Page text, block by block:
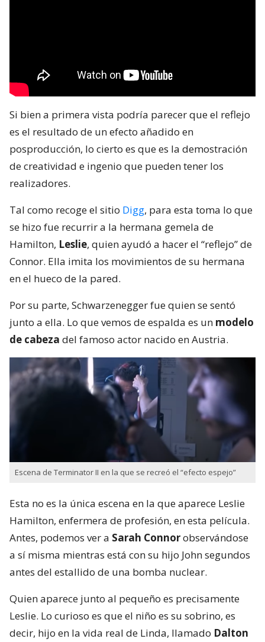
Si bien a primera vista podría parecer que el reflejo
es el resultado de un efecto añadido en
posproducción, lo cierto es que es la demostración
de creatividad e ingenio que pueden tener los
realizadores.
Tal como recoge el sitio Digg, para esta toma lo que
se hizo fue recurrir a la hermana gemela de
Hamilton, Leslie, quien ayudó a hacer el “reflejo” de
Connor. Ella imita los movimientos de su hermana
en el hueco de la pared.
Por su parte, Schwarzenegger fue quien se sentó
junto a ella. Lo que vemos de espalda es un modelo
de cabeza del famoso actor nacido en Austria.
Escena de Terminator II en la que se recreó el “efecto espejo”
Esta no es la única escena en la que aparece Leslie
Hamilton, enfermera de profesión, en esta película.
Antes, podemos ver a Sarah Connorobservándose
a sí misma mientras está con su hijo John segundos
antes del estallido de una bomba nuclear.
Quien aparece junto al pequeño es precisamente
Leslie. Lo curioso es que el niño es su sobrino, es
decir, hijo en la vida real de Linda, llamado Dalton